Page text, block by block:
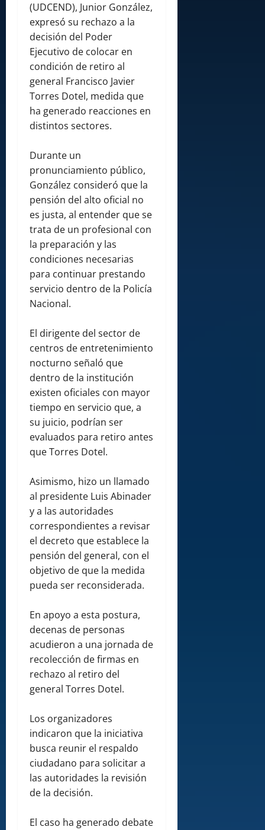
(UDCEND), Junior González,
expresó su rechazo a la
decisión del Poder
Ejecutivo de colocar en
condición de retiro al
general Francisco Javier
Torres Dotel, medida que
ha generado reacciones en
distintos sectores.
Durante un
pronunciamiento público,
González consideró que la
pensión del alto oficial no
es justa, al entender que se
trata de un profesional con
la preparación y las
condiciones necesarias
para continuar prestando
servicio dentro de la Policía
Nacional.
El dirigente del sector de
centros de entretenimiento
nocturno señaló que
dentro de la institución
existen oficiales con mayor
tiempo en servicio que, a
su juicio, podrían ser
evaluados para retiro antes
que Torres Dotel.
Asimismo, hizo un llamado
al presidente Luis Abinader
y a las autoridades
correspondientes a revisar
el decreto que establece la
pensión del general, con el
objetivo de que la medida
pueda ser reconsiderada.
En apoyo a esta postura,
decenas de personas
acudieron a una jornada de
recolección de firmas en
rechazo al retiro del
general Torres Dotel.
Los organizadores
indicaron que la iniciativa
busca reunir el respaldo
ciudadano para solicitar a
las autoridades la revisión
de la decisión.
El caso ha generado debate